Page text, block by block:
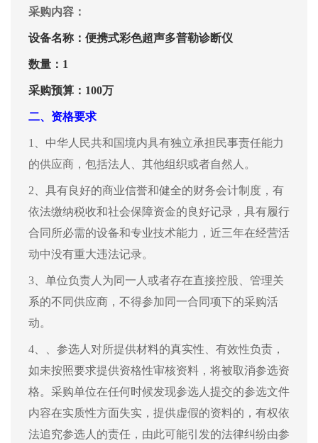
采购内容：
设备名称： 便携式彩色超声多普勒诊断仪
数量：1
采购预算：100万
二、 资格要求
1、 中华人民共和国境内具有独立承担民事责任能力
的供应商，包括法人、其他组织或者自然人。
2、具有良好的商业信誉和健全的财务会计制度，有
依法缴纳税收和社会保障资金的良好记录，具有履行
合同所必需的设备和专业技术能力，近三年在经营活
动中没有重大违法记录。
3、单位负责人为同一人或者存在直接控股、管理关
系的不同供应商，不得参加同一合同项下的采购活
动。
4、
、参选人对所提供材料的真实性、有效性负责，
如未按照要求提供资格性审核资料，将被取消参选资
格。采购单位在任何时候发现参选人提交的参选文件
内容在实质性方面失实，提供虚假的资料的，有权依
法追究参选人的责任，由此可能引发的法律纠纷由参